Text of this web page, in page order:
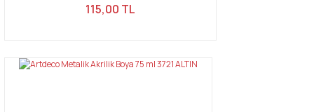
115,00 TL